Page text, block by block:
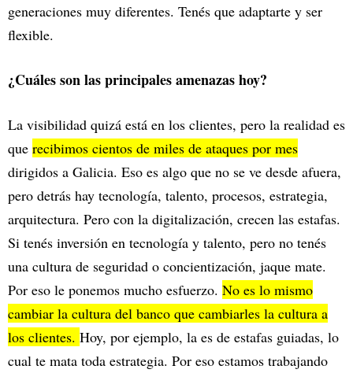
generaciones muy diferentes. Tenés que adaptarte y ser
flexible.
¿Cuáles son las principales amenazas hoy?
La visibilidad quizá está en los clientes, pero la realidad es
que recibimos cientos de miles de ataques por mes
dirigidos a Galicia. Eso es algo que no se ve desde afuera,
pero detrás hay tecnología, talento, procesos, estrategia,
arquitectura. Pero con la digitalización, crecen las estafas.
Si tenés inversión en tecnología y talento, pero no tenés
una cultura de seguridad o concientización, jaque mate.
Por eso le ponemos mucho esfuerzo. No es lo mismo
cambiar la cultura del banco que cambiarles la cultura a
los clientes. Hoy, por ejemplo, la es de estafas guiadas, lo
cual te mata toda estrategia. Por eso estamos trabajando